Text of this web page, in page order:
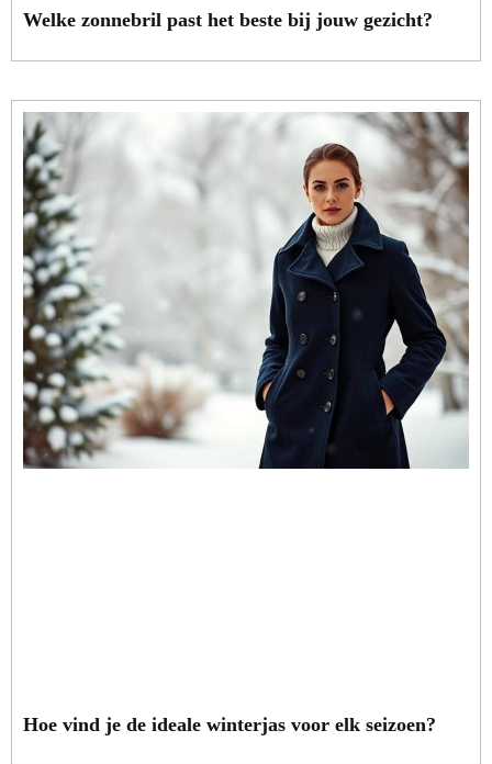
Welke zonnebril past het beste bij jouw gezicht?
Hoe vind je de ideale winterjas voor elk seizoen?